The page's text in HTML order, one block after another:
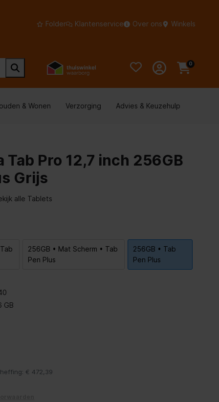
Folder Klantenservice Over ons Winkels
0
& Wonen Verzorging Advies & Keuzehulp
Tab Pro 12,7 inch 256GB
Grijs
alle Tablets
256GB • Mat Scherm • Tab
Pen Plus
256GB • Tab
Pen Plus
GB
€ 472,39